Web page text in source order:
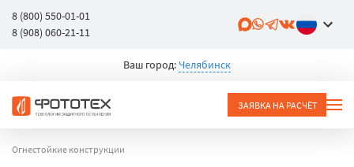
8 (800) 550-01-01
8 (908) 060-21-11
Ваш город: Челябинск
ЗАЯВКА НА РАСЧЁТ
Огнестойкие конструкции